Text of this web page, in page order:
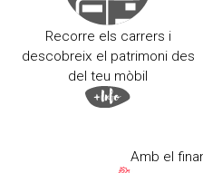
Recorre els carrers i
descobreix el patrimoni des
del teu mòbil
Amb el